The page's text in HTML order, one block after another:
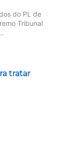
do PL de
Tribunal
tratar